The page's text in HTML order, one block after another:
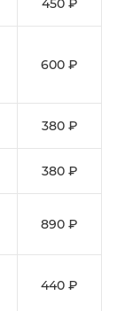
450 ₽
600 ₽
380 ₽
380 ₽
890 ₽
440 ₽